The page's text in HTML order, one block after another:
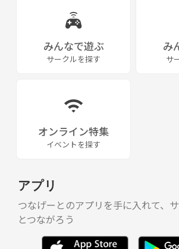
みんなで遊ぶ
サークルを探す
み
サ
オンライン特集
イベントを探す
アプリ
つなげーとのアプリを手に入れて、
とつながろう